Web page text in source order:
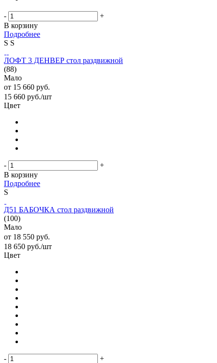
-
+
В корзину
Подробнее
S S
ЛОФТ 3 ДЕНВЕР стол раздвижной
(88)
Мало
от 15 660 руб.
15 660 руб./шт
Цвет
-
+
В корзину
Подробнее
S
Д51 БАБОЧКА стол раздвижной
(100)
Мало
от 18 550 руб.
18 650 руб./шт
Цвет
-
+